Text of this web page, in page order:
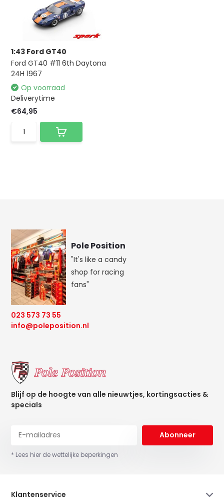
1:43 Ford GT40
Ford GT40 #11 6th Daytona
24H 1967
Op voorraad
Deliverytime
€64,95
Pole Position
"It's like a candy
shop for racing
fans"
023 573 73 55
info@poleposition.nl
Blijf op de hoogte van alle nieuwtjes, kortingsacties &
specials
Abonneer
* Lees hier de wettelijke beperkingen
Klantenservice